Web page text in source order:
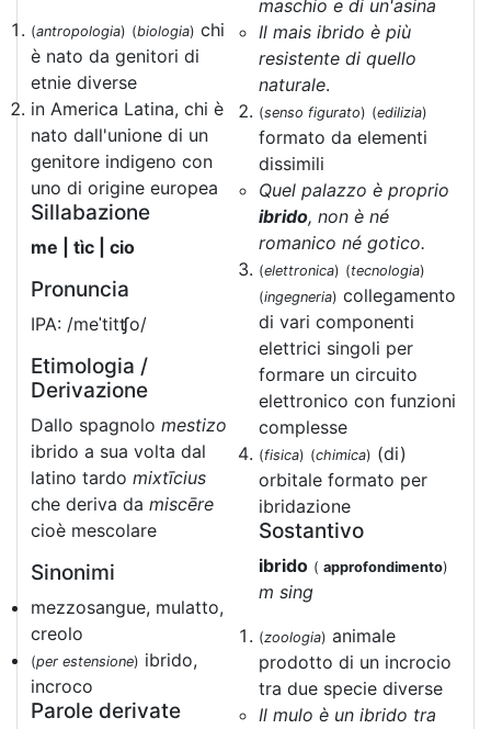
(antropologia) (biologia) chi
è nato da genitori di
etnie diverse
in America Latina, chi è
nato dall'unione di un
genitore indigeno con
uno di origine europea
Sillabazione
me | tìc | cio
Pronuncia
IPA: /meˈtitʧo/
Etimologia /
Derivazione
Dallo spagnolo mestizo
ibrido a sua volta dal
latino tardo mixtīcius
che deriva da miscēre
cioè mescolare
Sinonimi
mezzosangue, mulatto,
creolo
(per estensione) ibrido,
incroco
Parole derivate
maschio e di un'asina
Il mais ibrido è più
resistente di quello
naturale.
(senso figurato) (edilizia)
formato da elementi
dissimili
Quel palazzo è proprio
ibrido, non è né
romanico né gotico.
(elettronica) (tecnologia)
(ingegneria) collegamento
di vari componenti
elettrici singoli per
formare un circuito
elettronico con funzioni
complesse
(fisica) (chimica) (di)
orbitale formato per
ibridazione
Sostantivo
ibrido ( approfondimento)
m sing
(zoologia) animale
prodotto di un incrocio
tra due specie diverse
Il mulo è un ibrido tra